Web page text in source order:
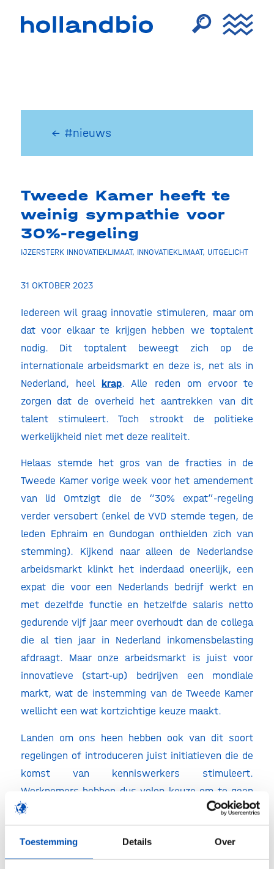
Toestemming Details Over
← #nieuws
Tweede Kamer heeft te
weinig sympathie voor
30%-regeling
IJZERSTERK INNOVATIEKLIMAAT, INNOVATIEKLIMAAT, UITGELICHT
31 OKTOBER 2023
Iedereen wil graag innovatie stimuleren, maar om
dat voor elkaar te krijgen hebben we toptalent
nodig. Dit toptalent beweegt zich op de
internationale arbeidsmarkt en deze is, net als in
Nederland, heelkrap. Alle reden om ervoor te
zorgen dat de overheid het aantrekken van dit
talent stimuleert. Toch strookt de politieke
werkelijkheid niet met deze realiteit.
Helaas stemde het gros van de fracties in de
Tweede Kamer vorige week voor het amendement
van lid Omtzigt die de “30% expat”-regeling
verder versobert (enkel de VVD stemde tegen, de
leden Ephraim en Gundogan onthielden zich van
stemming). Kijkend naar alleen de Nederlandse
arbeidsmarkt klinkt het inderdaad oneerlijk, een
expat die voor een Nederlands bedrijf werkt en
met dezelfde functie en hetzelfde salaris netto
gedurende vijf jaar meer overhoudt dan de collega
die al tien jaar in Nederland inkomensbelasting
afdraagt. Maar onze arbeidsmarkt is juist voor
innovatieve (start-up) bedrijven een mondiale
markt, wat de instemming van de Tweede Kamer
wellicht een wat kortzichtige keuze maakt.
Landen om ons heen hebben ook van dit soort
regelingen of introduceren juist initiatieven die de
komst van kenniswerkers stimuleert.
Werknemers hebben dus volop keuze om te gaan
waar zij de beste kansen hebben. Laten we
voorkomen datbedrijven hetzelfde doenen zich
buiten Nederland te vestigen. Want daardoor
wordt de bezuiniging van vandaag de totaal